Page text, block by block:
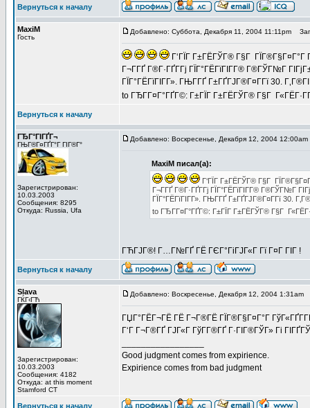
Вернуться к началу
MaxiM
Гость
Добавлено: Суббота, Декабря 11, 2004 11:11pm
Г‘ГЇГ Г±ГЁГЎГ® Г§Г ГЇГ®Г§Г¤Г°Г
Г¬Г­ГҐ Г®Г·ГҐГ­Гј ГЇГ°ГЁГїГІГ­Г® Г®ГЎГ№Г
ГЇГ°ГЁГїГІГ­Г». ГЊГ­ГҐ Г±ГҐГЈГ®Г¤Г­Гї 30.
to ГЂГ­Г¤Г°ГҐГ©: Г±ГЇГ Г±ГЁГЎГ® Г§Г
Вернуться к началу
ГЂГ°ГІГҐГ¬
ГЊГ®Г¤ГҐГ°Г ГІГ®Г°
Зарегистрирован:
10.03.2003
Сообщения: 8295
Откуда: Russia, Ufa
Добавлено: Воскресенье, Декабря 12, 2004 12:00am
MaxiM писал(а):
Г‘ГЇГ Г±ГЁГЎГ® Г§Г
Г¬Г­ГҐ Г®Г·ГҐГ­Гј ГЇГ°ГЁГїГІГ­Г® Г®ГЎГ№Г
ГЇГ°ГЁГїГІГ­Г». ГЊГ­ГҐ Г±ГҐГЈГ®Г¤Г­Гї 30.
to ГЂГ­Г¤Г°ГҐГ©: Г±ГЇГ Г±ГЁГЎГ® Г§Г
ГЋГЈГ®! Г…Г№ГҐ ГЁ ГЄГ°ГіГЈГ«Г Гї Г¤Г ГІГ !
Вернуться к началу
Slava
ГЌГ‹ГЋ
Зарегистрирован:
10.03.2003
Сообщения: 4182
Откуда: at this moment
Stamford CT
Добавлено: Воскресенье, Декабря 12, 2004 1:31am
ГЏГ°ГЁГ¬ГЁ ГЁ Г¬Г®ГЁ ГЇГ®Г§Г¤Г°Г
Г‘Г Г¬Г®ГҐ ГЈГ«Г ГўГ­Г®ГҐ Г·ГІГ®ГЎГ» Гі
Good judgment comes from expirience.
Expirience comes from bad judgment
Вернуться к началу